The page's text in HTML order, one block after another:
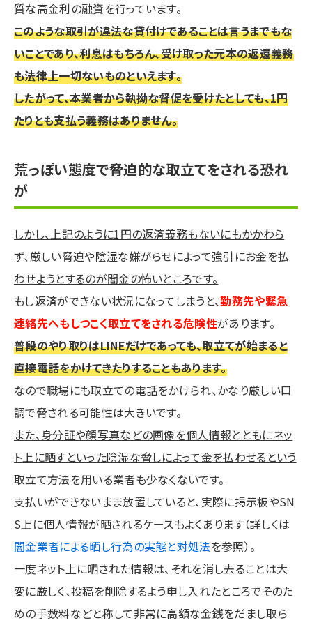
質な高金利の融資を行っています。
このような取引が違法な貸付けであることは言うまでもな
いことであり、利息はもちろん、受け取った元本の返還義務
も法律上一切ないものといえます。
したがって、本業者から執拗な督促を受けたとしても、1円
たりとも支払う義務はありません。
荒っぽい態度で脅迫的な取立てをされる恐れ
が
しかし、上記のように1円の返済義務もないにもかかわら
ず、厳しい脅迫や陰湿な嫌がらせによって強引にお金を払
わせようとするのが闇金の怖いところです。
もし返済ができない状況になってしまうと、勤務先や緊急
連絡先へもしつこく取立てをされる危険性があります。
普段のやり取りはLINEだけであっても、取立てが始まると
直接電話をかけてきたりすることもあります。
なので職場にも取立ての電話をかけられ、かなり厳しい口
調で脅される可能性は大きいです。
また、身分証や顔写真などの画像を個人情報とともにネッ
ト上に晒すといった陰湿な脅しによって金を払わせるという
取立て方法を用いる業者も少なくないです。
支払いができないまま放置していると、実際に掲示板やSN
S上に個人情報が晒されるケースもよくあります（詳しくは
闇金業者による晒し行為の実態と対処法を参照）。
一度ネット上に晒された情報は、それを消し去ることは大
変に厳しく、投稿を削除するよう申し入れたところでそのた
めの手数料などと称して非常に高額な金銭をだまし取ら